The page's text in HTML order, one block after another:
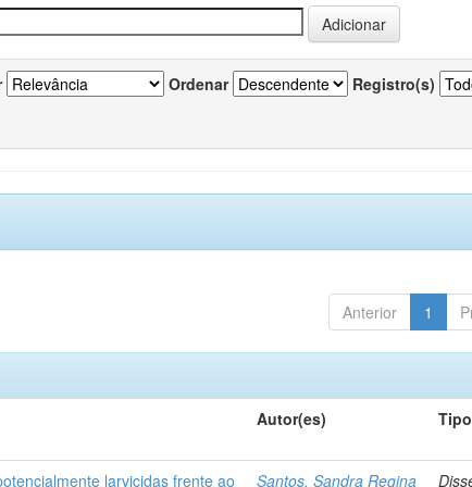
Ordenar Registro(s)
Anterior 1
Autor(es) Tipo
larvicidas frente ao Santos, Sandra Regina